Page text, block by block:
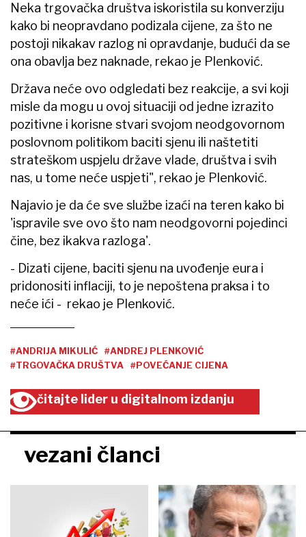
Neka trgovačka društva iskoristila su konverziju
kako bi neopravdano podizala cijene, za što ne
postoji nikakav razlog ni opravdanje, budući da se
ona obavlja bez naknade, rekao je Plenković.
Država neće ovo odgledati bez reakcije, a svi koji
misle da mogu u ovoj situaciji od jedne izrazito
pozitivne i korisne stvari svojom neodgovornom
poslovnom politikom baciti sjenu ili naštetiti
strateškom uspjelu države vlade, društva i svih
nas, u tome neće uspjeti", rekao je Plenković.
Najavio je da će sve službe izaći na teren kako bi
'ispravile sve ovo što nam neodgovorni pojedinci
čine, bez ikakva razloga'.
- Dizati cijene, baciti sjenu na uvođenje eura i
pridonositi inflaciji, to je nepoštena praksa i to
neće ići - rekao je Plenković.
#ANDRIJA MIKULIĆ
#ANDREJ PLENKOVIĆ
#TRGOVAČKA DRUŠTVA
#POVEĆANJE CIJENA
čitajte lider u digitalnom izdanju
vezani članci